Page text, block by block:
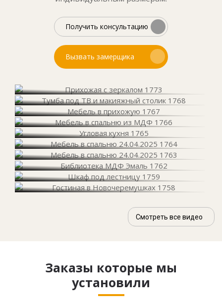
Получить консультацию
Вызвать замерщика
Смотреть все видео
Заказы которые мы
установили